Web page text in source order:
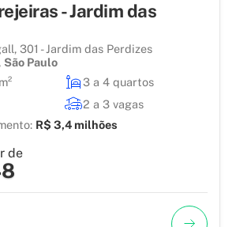
- Jardim das
301 - Jardim das Perdizes
, São Paulo
3 a 4 quartos
2 a 3 vagas
R$ 3,4 milhões
de